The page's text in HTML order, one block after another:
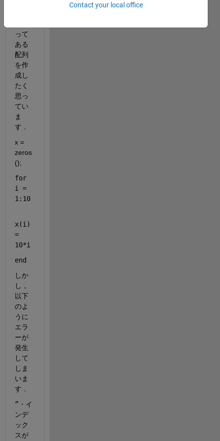
って
ある
配列
を作
成し
たく
思っ
てい
ま
す．
x =
zeros
();
for
i =
1:10
x(i)
=
10*i
end
しか
し，
以下
のよ
うに
エラ
ーが
発生
して
しま
いま
す．
”・イ
ンデ
ック
スが
Contact your local office